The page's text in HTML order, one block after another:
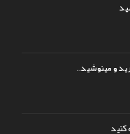
و مینوشید..
کنید